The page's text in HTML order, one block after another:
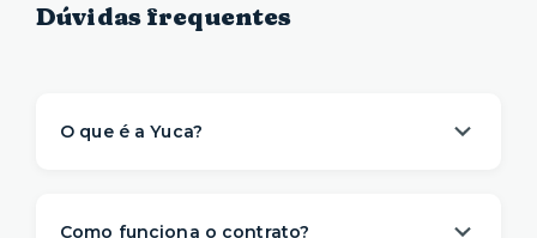
Dúvidas frequentes
O que é a Yuca?
Como funciona o contrato?